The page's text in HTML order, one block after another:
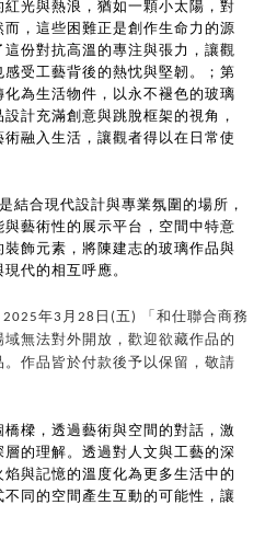
光與熱浪，猶如一顆小太陽，對
，這些困難正是創作生命力的源
份對抗高溫的專注與張力，讓觀
受工藝背後的熱忱與堅韌。；第
為生活物件，以永不褪色的玻璃
計充滿創意與跳脫框架的視角，
融入生活，讓觀者得以在日常使
結合現代設計與專業氛圍的場所，
藝術性的展示平台，空間中特意
飾元素，將陳建志的玻璃作品與
代的相互呼應。
年3月28日(五) 「和仕聯合商務
無法對外開放，歡迎欲藏作品的
作品皆於付款後予以保留，敬請
樑，透過藝術與空間的對話，激
的理解。透過對人文與工藝的深
與記憶的溫度化為更多生活中的
同的空間產生互動的可能性，讓